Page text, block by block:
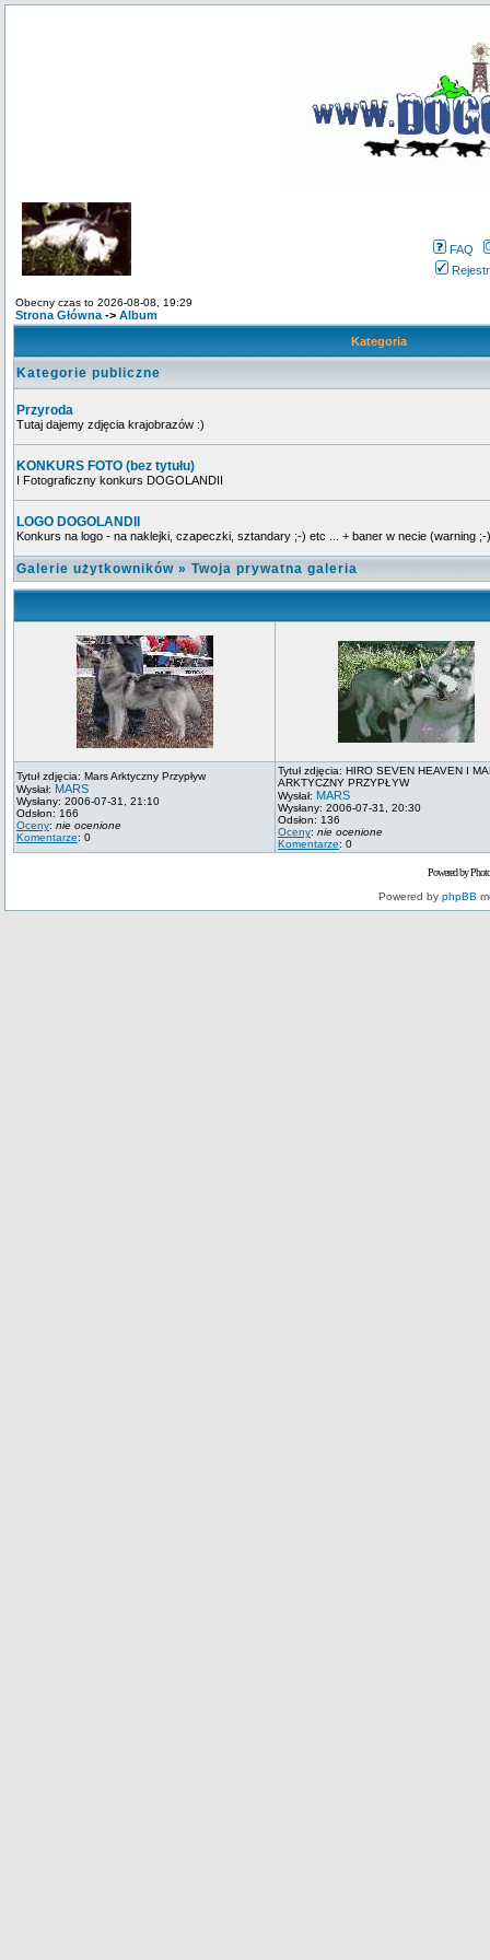
FAQ
Obecny czas to 2026-08-08, 19:29
Strona Główna -> Album
Kategoria
Kategorie publiczne
Przyroda
Tutaj dajemy zdjęcia krajobrazów :)
KONKURS FOTO (bez tytułu)
I Fotograficzny konkurs DOGOLANDII
LOGO DOGOLANDII
Konkurs na logo - na naklejki, czapeczki, sztandary ;-) etc ... + baner w necie (warning
Galerie użytkowników » Twoja prywatna galeria
Tytuł zdjęcia: Mars Arktyczny Przypływ
Wysłał: MARS
Wysłany: 2006-07-31, 21:10
Odsłon: 166
Oceny: nie ocenione
Komentarze: 0
Tytuł zdjęcia: HIRO SEVEN HEAVEN I
ARKTYCZNY PRZYPŁYW
Wysłał: MARS
Wysłany: 2006-07-31, 20:30
Odsłon: 136
Oceny: nie ocenione
Komentarze: 0
Powered by
Powered by phpBB